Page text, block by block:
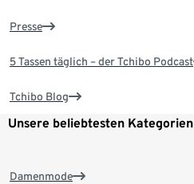
Presse
5 Tassen täglich – der Tchibo Podcast
Tchibo Blog
Unsere beliebtesten Kategorien
Damenmode